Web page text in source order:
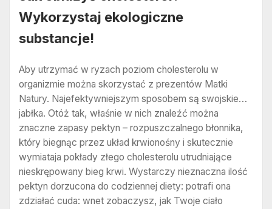
Wykorzystaj ekologiczne
substancje!
Aby utrzymać w ryzach poziom cholesterolu w
organizmie można skorzystać z prezentów Matki
Natury. Najefektywniejszym sposobem są swojskie…
jabłka. Otóż tak, właśnie w nich znaleźć można
znaczne zapasy pektyn – rozpuszczalnego błonnika,
który biegnąc przez układ krwionośny i skutecznie
wymiataja pokłady złego cholesterolu utrudniające
nieskrępowany bieg krwi. Wystarczy nieznaczna ilość
pektyn dorzucona do codziennej diety: potrafi ona
zdziałać cuda: wnet zobaczysz, jak Twoje ciało